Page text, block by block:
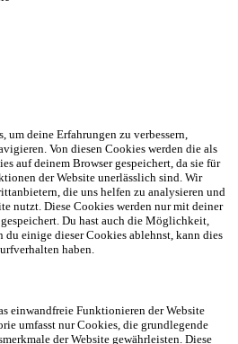
um deine Erfahrungen zu verbessern,
Von diesen Cookies werden die als
auf deinem Browser gespeichert, da sie für
der Website unerlässlich sind. Wir
die uns helfen zu analysieren und
nutzt. Diese Cookies werden nur mit deiner
Du hast auch die Möglichkeit,
du einige dieser Cookies ablehnst, kann dies
haben.
einwandfreie Funktionieren der Website
umfasst nur Cookies, die grundlegende
der Website gewährleisten. Diese